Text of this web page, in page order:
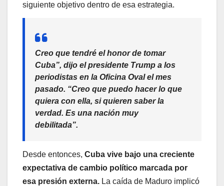
siguiente objetivo dentro de esa estrategia.
Creo que tendré el honor de tomar
Cuba”, dijo el presidente Trump a los
periodistas en la Oficina Oval el mes
pasado. “Creo que puedo hacer lo que
quiera con ella, si quieren saber la
verdad. Es una nación muy
debilitada”.
Desde entonces, Cuba vive bajo una creciente
expectativa de cambio político marcada por
esa presión externa. La caída de Maduro implicó